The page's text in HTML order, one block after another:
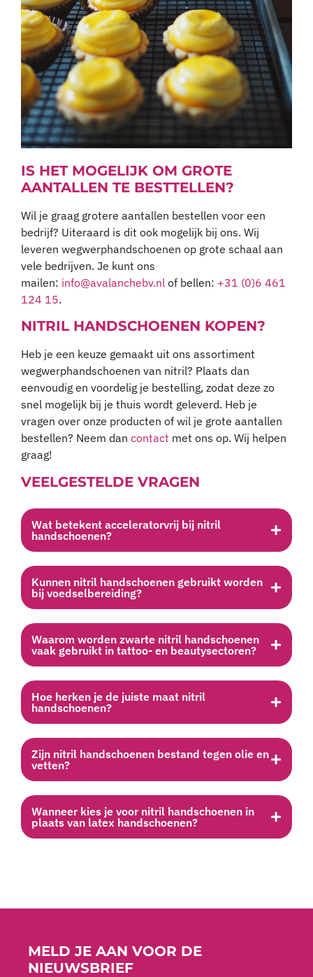
IS HET MOGELIJK OM GROTE
AANTALLEN TE BESTTELLEN?
Wil je graag grotere aantallen bestellen voor een
bedrijf? Uiteraard is dit ook mogelijk bij ons. Wij
leveren wegwerphandschoenen op grote schaal aan
vele bedrijven. Je kunt ons
mailen: info@avalanchebv.nl of bellen: +31 (0)6 461
124 15.
NITRIL HANDSCHOENEN KOPEN?
Heb je een keuze gemaakt uit ons assortiment
wegwerphandschoenen van nitril? Plaats dan
eenvoudig en voordelig je bestelling, zodat deze zo
snel mogelijk bij je thuis wordt geleverd. Heb je
vragen over onze producten of wil je grote aantallen
bestellen? Neem dan contact met ons op. Wij helpen
graag!
VEELGESTELDE VRAGEN
Wat betekent acceleratorvrij bij nitril
handschoenen?
Kunnen nitril handschoenen gebruikt worden
bij voedselbereiding?
Waarom worden zwarte nitril handschoenen
vaak gebruikt in tattoo- en beautysectoren?
Hoe herken je de juiste maat nitril
handschoenen?
Zijn nitril handschoenen bestand tegen olie en
vetten?
Wanneer kies je voor nitril handschoenen in
plaats van latex handschoenen?
MELD JE AAN VOOR DE
NIEUWSBRIEF